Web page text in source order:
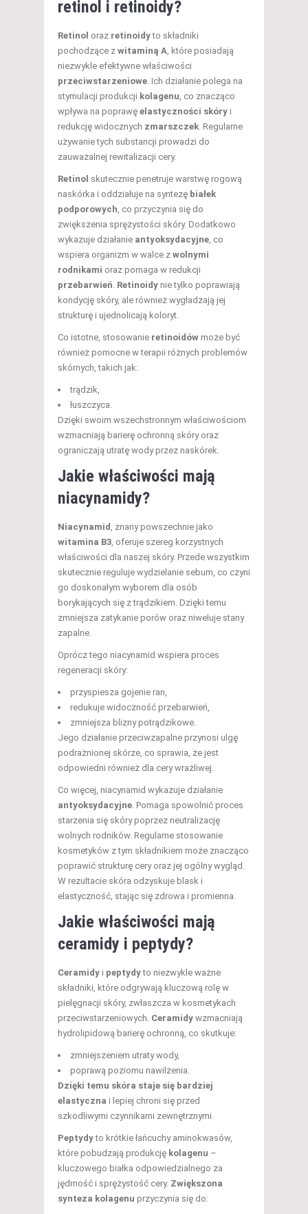
retinol i retinoidy?
Retinol oraz retinoidyto składniki
pochodzące z witaminą A , które posiadają
niezwykle efektywne właściwości
przeciwstarzeniowe . Ich działanie polega na
stymulacji produkcji kolagenu , co znacząco
wpływa na poprawę elastyczności skóry i
redukcję widocznych zmarszczek . Regularne
używanie tych substancji prowadzi do
zauważalnej rewitalizacji cery.
Retinol skutecznie penetruje warstwę rogową
naskórka i oddziałuje na syntezę białek
podporowych , co przyczynia się do
zwiększenia sprężystości skóry. Dodatkowo
wykazuje działanie antyoksydacyjne , co
wspiera organizm w walce z wolnymi
rodnikami oraz pomaga w redukcji
przebarwień Retinoidy nie tylko poprawiają
kondycję skóry, ale również wygładzają jej
strukturę i ujednolicają koloryt.
Co istotne, stosowanie retinoidów może być
również pomocne w terapii różnych problemów
skórnych, takich jak:
trądzik,
łuszczyca.
Dzięki swoim wszechstronnym właściwościom
wzmacniają barierę ochronną skóry oraz
ograniczają utratę wody przez naskórek.
Jakie właściwości mają
niacynamidy?
Niacynamid
, znany powszechnie jako
witamina B3 , oferuje szereg korzystnych
właściwości dla naszej skóry. Przede wszystkim
skutecznie reguluje wydzielanie sebum, co czyni
go doskonałym wyborem dla osób
borykających się z trądzikiem. Dzięki temu
zmniejsza zatykanie porów oraz niweluje stany
zapalne.
Oprócz tego niacynamid wspiera proces
regeneracji skóry:
przyspiesza gojenie ran,
redukuje widoczność przebarwień,
zmniejsza blizny potrądzikowe.
Jego działanie przeciwzapalne przynosi ulgę
podrażnionej skórze, co sprawia, że jest
odpowiedni również dla cery wrażliwej.
Co więcej, niacynamid wykazuje działanie
antyoksydacyjne . Pomaga spowolnić proces
starzenia się skóry poprzez neutralizację
wolnych rodników. Regularne stosowanie
kosmetyków z tym składnikiem może znacząco
poprawić strukturę cery oraz jej ogólny wygląd.
W rezultacie skóra odzyskuje blask i
elastyczność, stając się zdrowa i promienna.
Jakie właściwości mają
ceramidy i peptydy?
Ceramidy i peptydyto niezwykle ważne
składniki, które odgrywają kluczową rolę w
pielęgnacji skóry, zwłaszcza w kosmetykach
przeciwstarzeniowych. Ceramidy wzmacniają
hydrolipidową barierę ochronną, co skutkuje:
zmniejszeniem utraty wody,
poprawą poziomu nawilżenia.
Dzięki temu skóra staje się bardziej
elastyczna i lepiej chroni się przed
szkodliwymi czynnikami zewnętrznymi.
Peptydyto krótkie łańcuchy aminokwasów,
które pobudzają produkcję kolagenu –
kluczowego białka odpowiedzialnego za
jędrność i sprężystość cery. Zwiększona
synteza kolagenu przyczynia się do: